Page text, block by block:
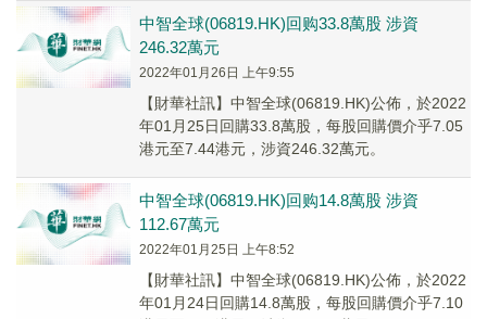
中智全球(06819.HK)回购33.8萬股 涉資
246.32萬元
2022年01月26日 上午9:55
【財華社訊】中智全球(06819.HK)公佈，於2022
年01月25日回購33.8萬股，每股回購價介乎7.05
港元至7.44港元，涉資246.32萬元。
中智全球(06819.HK)回购14.8萬股 涉資
112.67萬元
2022年01月25日 上午8:52
【財華社訊】中智全球(06819.HK)公佈，於2022
年01月24日回購14.8萬股，每股回購價介乎7.10